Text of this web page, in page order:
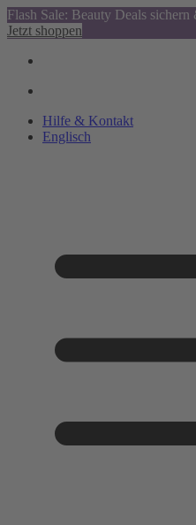
Flash Sale: Beauty Deals sichern
Jetzt shoppen
Hilfe & Kontakt
Englisch